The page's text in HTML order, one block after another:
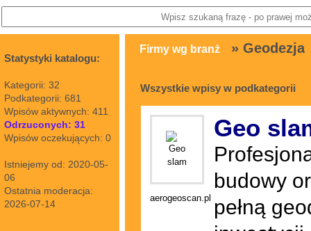
Statystyki katalogu:
Kategorii: 32
Podkategorii: 681
Wpisów aktywnych: 411
Odrzuconych: 31
Wpisów oczekujących: 0
Istniejemy od: 2020-05-
06
Ostatnia moderacja:
2026-07-14
Firmy wg branż » Geodezja
Wszystkie wpisy w podkategorii
aerogeoscan.pl
Geo
budowy
pełną